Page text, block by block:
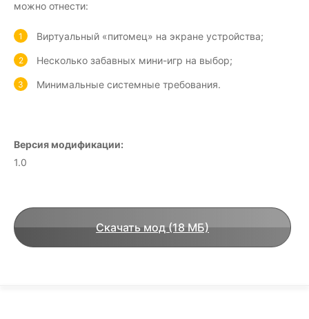
можно отнести:
Виртуальный «питомец» на экране устройства;
Несколько забавных мини-игр на выбор;
Минимальные системные требования.
Версия модификации:
1.0
Скачать мод (18 МБ)